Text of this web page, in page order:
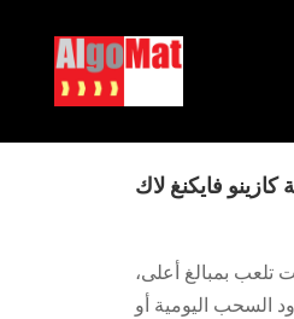
كازينو فايكنغ لاك
تلعب بمبالغ أعلى،
السحب اليومية أو